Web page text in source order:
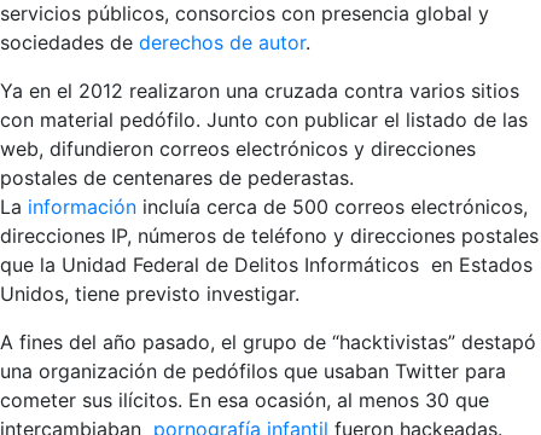
servicios públicos, consorcios con presencia global y
sociedades de derechos de autor.
Ya en el 2012 realizaron una cruzada contra varios sitios
con material pedófilo. Junto con publicar el listado de las
web, difundieron correos electrónicos y direcciones
postales de centenares de pederastas.
La información incluía cerca de 500 correos electrónicos,
direcciones IP, números de teléfono y direcciones postales
que la Unidad Federal de Delitos Informáticos en Estados
Unidos, tiene previsto investigar.
A fines del año pasado, el grupo de “hacktivistas” destapó
una organización de pedófilos que usaban Twitter para
cometer sus ilícitos. En esa ocasión, al menos 30 que
intercambiaban pornografía infantil fueron hackeadas.